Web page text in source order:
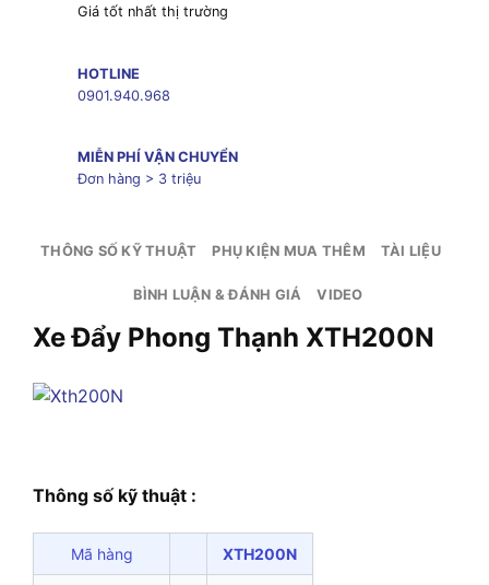
Giá tốt nhất thị trường
HOTLINE
0901.940.968
MIỄN PHÍ VẬN CHUYỂN
Đơn hàng > 3 triệu
THÔNG SỐ KỸ THUẬT PHỤ KIỆN MUA THÊM TÀI LIỆU
BÌNH LUẬN & ĐÁNH GIÁ VIDEO
Xe Đẩy Phong Thạnh XTH200N
Thông số kỹ thuật :
Mã hàng XTH200N